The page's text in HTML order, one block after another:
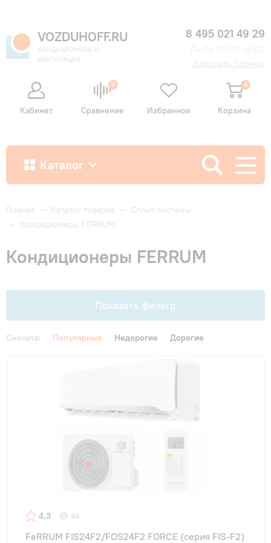
VOZDUHOFF.RU
Кондиционеры и
вентиляция
8 495 021 49 29
Заказать звонок
Кабинет
0
Сравнение Избранное
0
Корзина
Каталог
Как купить
Монтаж
Главная — Каталог товаров — Сплит-системы
— Кондиционеры FERRUM
Кондиционеры FERRUM
Показать фильтр
Площадь, м2
до 30 м² (3)
Сначала: Популярные Недорогие Дорогие
4,3 44
FeRRUM FIS24F2/FOS24F2 FORCE (cерия FIS-F2)